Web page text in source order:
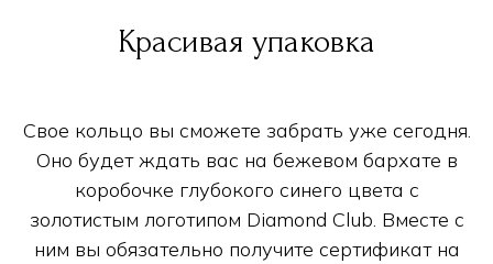
Красивая упаковка
Свое кольцо вы сможете забрать уже сегодня.
Оно будет ждать вас на бежевом бархате в
коробочке глубокого синего цвета с
золотистым логотипом Diamond Club. Вместе с
ним вы обязательно получите сертификат на